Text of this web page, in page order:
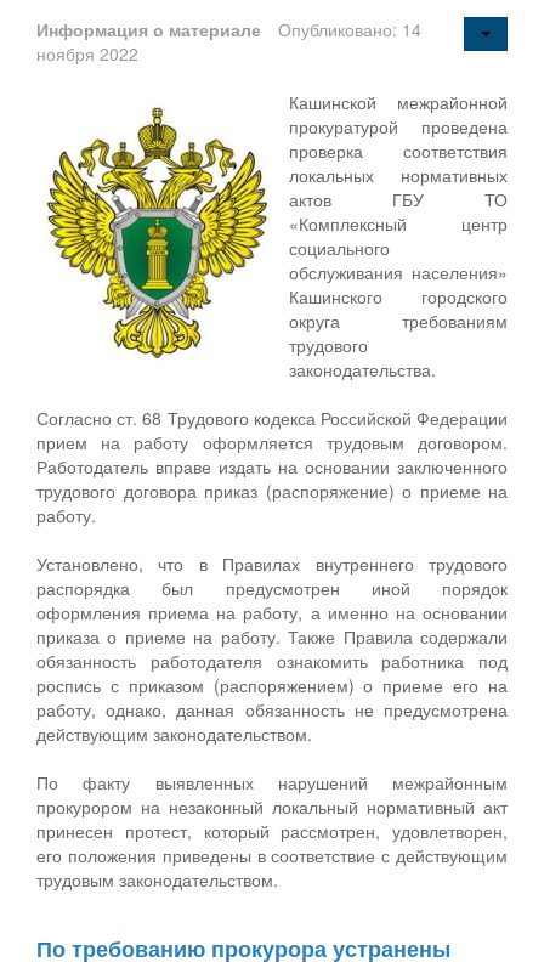
Информация о материале
Опубликовано: 14
ноября 2022
Кашинской межрайонной
прокуратурой проведена
проверка соответствия
локальных нормативных
актов ГБУ ТО
«Комплексный центр
социального
обслуживания населения»
Кашинского городского
округа требованиям
трудового
законодательства.
Согласно ст. 68 Трудового кодекса Российской Федерации
прием на работу оформляется трудовым договором.
Работодатель вправе издать на основании заключенного
трудового договора приказ (распоряжение) о приеме на
работу.
Установлено, что в Правилах внутреннего трудового
распорядка был предусмотрен иной порядок
оформления приема на работу, а именно на основании
приказа о приеме на работу. Также Правила содержали
обязанность работодателя ознакомить работника под
роспись с приказом (распоряжением) о приеме его на
работу, однако, данная обязанность не предусмотрена
действующим законодательством.
По факту выявленных нарушений межрайонным
прокурором на незаконный локальный нормативный акт
принесен протест, который рассмотрен, удовлетворен,
его положения приведены в соответствие с действующим
трудовым законодательством.
По требованию прокурора устранены